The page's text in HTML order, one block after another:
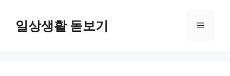
일상생활 돋보기 메